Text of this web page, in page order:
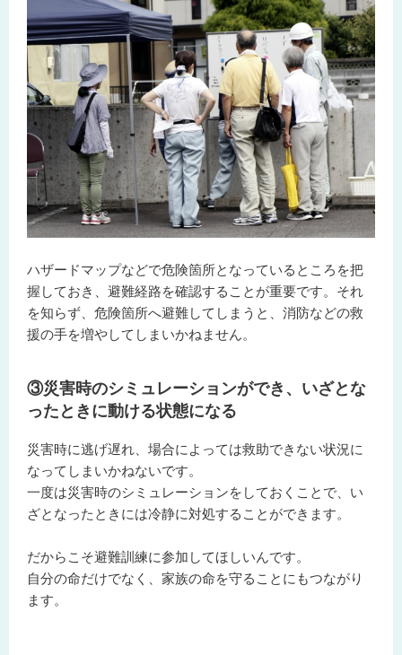
ハザードマップなどで危険箇所となっているところを把
握しておき、避難経路を確認することが重要です。それ
を知らず、危険箇所へ避難してしまうと、消防などの救
援の手を増やしてしまいかねません。
③災害時のシミュレーションができ、いざとな
ったときに動ける状態になる
災害時に逃げ遅れ、場合によっては救助できない状況に
なってしまいかねないです。
一度は災害時のシミュレーションをしておくことで、い
ざとなったときには冷静に対処することができます。
だからこそ避難訓練に参加してほしいんです。
自分の命だけでなく、家族の命を守ることにもつながり
ます。